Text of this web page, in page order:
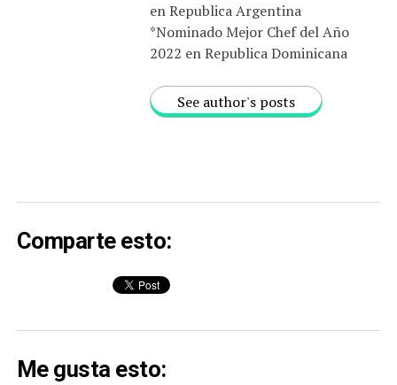
en Republica Argentina
*Nominado Mejor Chef del Año
2022 en Republica Dominicana
See author's posts
Comparte esto:
Me gusta esto: